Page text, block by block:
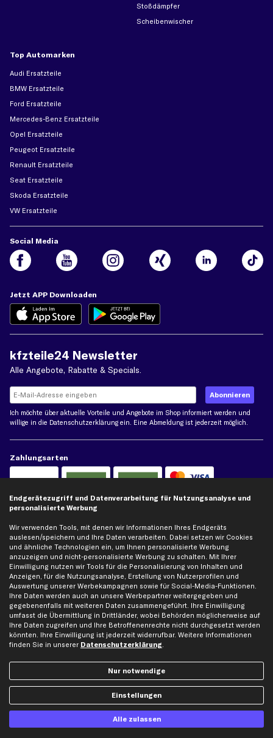
Stoßdämpfer
Scheibenwischer
Top Automarken
Audi Ersatzteile
BMW Ersatzteile
Ford Ersatzteile
Mercedes-Benz Ersatzteile
Opel Ersatzteile
Peugeot Ersatzteile
Renault Ersatzteile
Seat Ersatzteile
Skoda Ersatzteile
VW Ersatzteile
Social Media
Jetzt APP Downloaden
kfzteile24 Newsletter
Alle Angebote, Rabatte & Specials.
Ich möchte über aktuelle Vorteile und Angebote im Shop informiert werden und
willige in die Datenschutzerklärung ein. Eine Abmeldung ist jederzeit möglich.
Zahlungsarten
Vorkasse
Versand
Artikel, Teile, Original und Bestell-Nr. dienen nur zu Vergleichszwecken und sind
keine Herkunftsbezeichnungen. Die Nennung von Namen, Warenzeichen oder
Markennamen erfolgt nur zu Zwecken der Zuordnung unserer Artikel. Die Angaben
bis zur Bezahlung unser Eigentum.
Die hier dargestellten Daten, insbesondere die gesamte Datenbank, dürfen nicht
vervielfältigt werden. Die Vervielfältigung und Verbreitung der Daten und der
Dritter in solche Aktivitäten ist streng verboten. Jegliche unautorisierte Nutzung von
Inhalten stellt eine Verletzung des Urheberrechts dar und kann rechtliche Schritte
Endgerätezugriff und Datenverarbeitung für Nutzungsanalyse und
personalisierte Werbung
Wir verwenden Tools, mit denen wir Informationen Ihres Endgeräts
auslesen/speichern und Ihre Daten verarbeiten. Dabei setzen wir Cookies
und ähnliche Technologien ein, um Ihnen personalisierte Werbung
anzuzeigen und nicht-personalisierte Werbung zu schalten. Mit Ihrer
Einwilligung nutzen wir Tools für die Personalisierung von Inhalten und
Anzeigen, für die Nutzungsanalyse, Erstellung von Nutzerprofilen und
Auswertung unserer Werbekampagnen sowie für Social-Media-Funktionen.
Ihre Daten werden auch an unsere Werbepartner weitergegeben und
gegebenenfalls mit weiteren Daten zusammengeführt. Ihre Einwilligung
umfasst die Übermittlung in Drittländer, wobei Behörden möglicherweise auf
Ihre Daten zugreifen und Ihre Betroffenenrechte nicht durchgesetzt werden
könnten. Ihre Einwilligung ist jederzeit widerrufbar. Weitere Informationen
finden Sie in unserer Datenschutzerklärung.
Nur notwendige
Einstellungen
Alle zulassen